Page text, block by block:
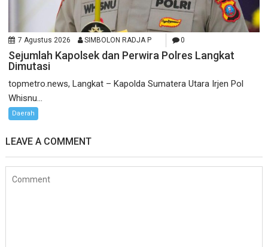
7 Agustus 2026 SIMBOLON RADJA P 0
Sejumlah Kapolsek dan Perwira Polres Langkat
Dimutasi
topmetro.news, Langkat – Kapolda Sumatera Utara Irjen Pol
Whisnu...
Daerah
LEAVE A COMMENT